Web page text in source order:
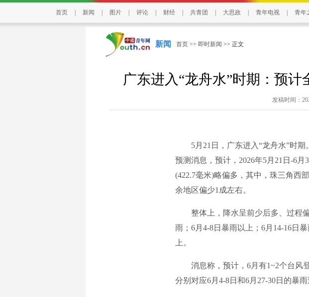
首页 新闻 图片 评论 财经 共青团 大思政 青年电视 青年
新闻 首页 >> 即时新闻 >> 正文
广东进入“龙舟水”时期：预
发稿时间：
5月21日，广东进入“龙舟水”时期
预测消息，预计，2026年5月21日-6
(422.7毫米)略偏多，其中，珠三角西
余地区偏少1成左右。
整体上，降水呈前少后多、过程偏
雨；6月4-8日暴雨以上；6月14-16日
上。
消息称，预计，6月有1~2个台风登
分别对应6月4-8日和6月27-30日的暴